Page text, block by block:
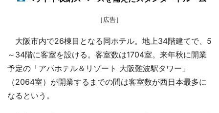
［広告］
大阪市内で26棟目となる同ホテル。地上34階建てで、5
～34階に客室を設ける。客室数は1704室。来年秋に開業
予定の「アパホテル＆リゾート 大阪難波駅タワー」
（2064室）が開業するまでの間は客室数が西日本最多に
なるという。